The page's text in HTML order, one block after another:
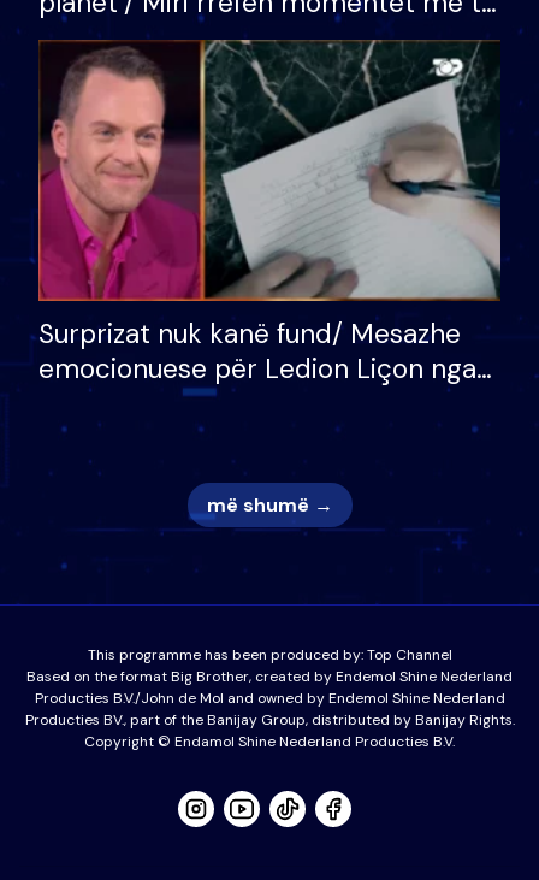
bukura në shtëpinë e BB VIP: Do më
mungojë zilja e mëngjesit kur…
Surprizat nuk kanë fund/ Mesazhe
emocionuese për Ledion Liçon nga
nëna dhe fëmijët e tij, moderatori
nuk i mban dot lotët: Nuk meritoj…
më shumë →
This programme has been produced by:Top Channel
Based on the format Big Brother, created by Endemol Shine Nederland
Producties B.V./John de Mol and owned by Endemol Shine Nederland
Producties BV., part of the Banijay Group, distributed by Banijay Rights.
Copyright © Endamol Shine Nederland Producties B.V.